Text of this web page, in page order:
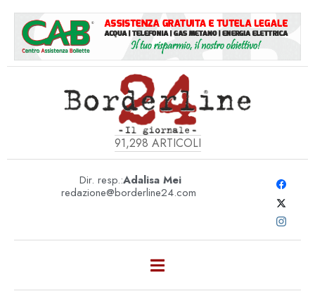
91,298 ARTICOLI
Dir. resp.:Adalisa Mei
redazione@borderline24.com